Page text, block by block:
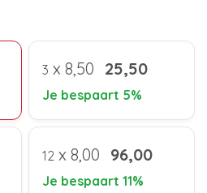
3 x 8,50 25,50
Je bespaart 5%
12 x 8,00 96,00
Je bespaart 11%